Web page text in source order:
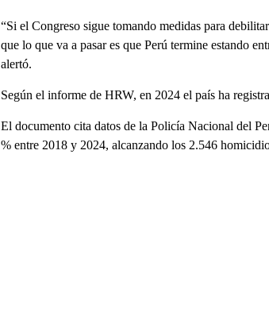
“Si el Congreso sigue tomando medidas para
que lo que va a pasar es que Perú termine estando
alertó.
Según el informe de HRW, en 2024 el país ha
El documento cita datos de la Policía Nacional del
% entre 2018 y 2024, alcanzando los 2.546